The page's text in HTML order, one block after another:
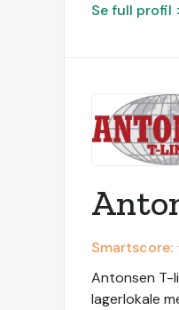
Se full profil
Smartscore:
Antonsen T-
lagerlokale